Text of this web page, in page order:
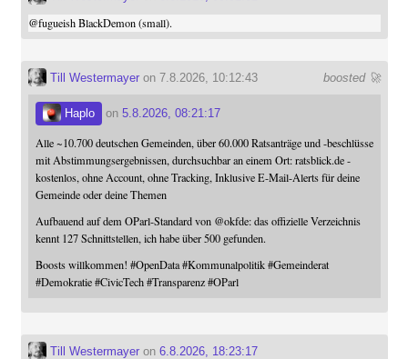
@fugueishBlackDemon (small).
boosted 🚀
Till Westermayeron 7.8.2026, 10:12:43
Haplo on 5.8.2026, 08:21:17
Alle ~10.700 deutschen Gemeinden, über 60.000 Ratsanträge und -beschlüsse
mit Abstimmungsergebnissen, durchsuchbar an einem Ort: ratsblick.de -
kostenlos, ohne Account, ohne Tracking, Inklusive E-Mail-Alerts für deine
Gemeinde oder deine Themen
Aufbauend auf dem OParl-Standard von @okfde: das offizielle Verzeichnis
kennt 127 Schnittstellen, ich habe über 500 gefunden.
Boosts willkommen! #OpenData #Kommunalpolitik #Gemeinderat
#Demokratie #CivicTech #Transparenz #OParl
Till Westermayeron 6.8.2026, 18:23:17